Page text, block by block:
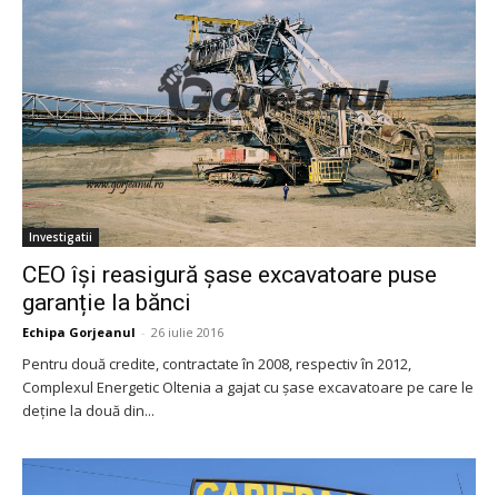
Investigatii
CEO își reasigură șase excavatoare puse
garanție la bănci
Echipa Gorjeanul - 26 iulie 2016
Pentru două credite, contractate în 2008, respectiv în 2012,
Complexul Energetic Oltenia a gajat cu șase excavatoare pe care le
deține la două din...